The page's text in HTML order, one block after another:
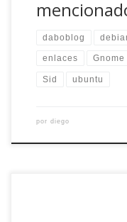
daboblog
enlaces Gnome
Sid ubuntu
por diego